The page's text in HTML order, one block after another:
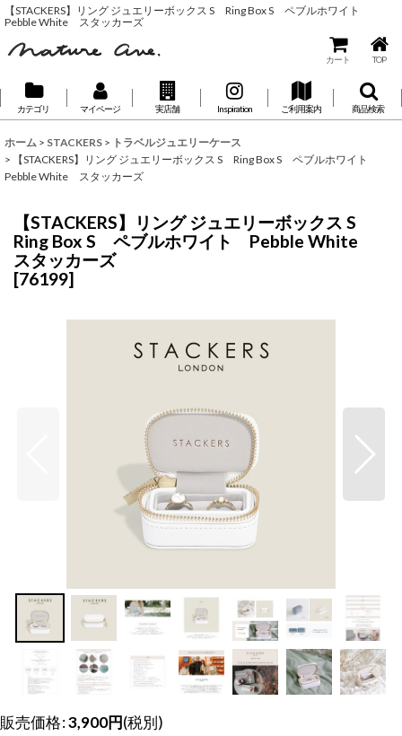
【STACKERS】リング ジュエリーボックス S Ring Box S ペブルホワイト
Pebble White スタッカーズ
カート TOP
カテゴリ マイページ 実店舗 Inspiration ご利用案内 商品検索
ホーム > STACKERS > トラベルジュエリーケース
>
【STACKERS】リング ジュエリーボックス S Ring Box S ペブルホワイト
Pebble White スタッカーズ
【STACKERS】リング ジュエリーボックス S
Ring Box S ペブルホワイト Pebble White
スタッカーズ
[76199]
販売価格:3,900円(税別)